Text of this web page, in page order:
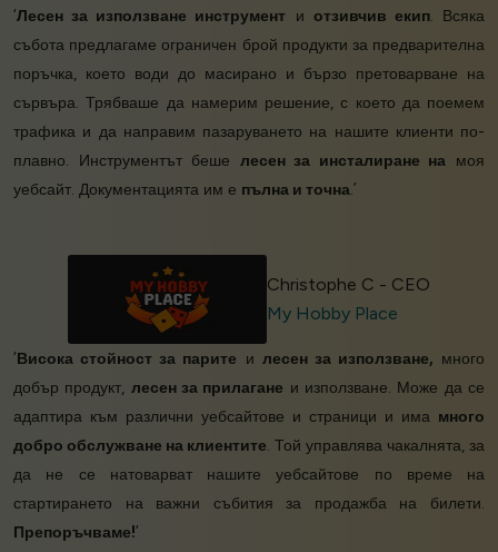
‘Лесен за използване инструмент и отзивчив екип. Всяка
събота предлагаме ограничен брой продукти за предварителна
поръчка, което води до масирано и бързо претоварване на
сървъра. Трябваше да намерим решение, с което да поемем
трафика и да направим пазаруването на нашите клиенти по-
плавно. Инструментът беше лесен за инсталиране на моя
уебсайт. Документацията им е пълна и точна.’
Christophe C - CEO
My Hobby Place
‘Висока стойност за парите и лесен за използване, много
добър продукт, лесен за прилагане и използване. Може да се
адаптира към различни уебсайтове и страници и има много
добро обслужване на клиентите. Той управлява чакалнята, за
да не се натоварват нашите уебсайтове по време на
стартирането на важни събития за продажба на билети.
Препоръчваме!’